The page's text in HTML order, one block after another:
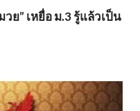
ย” เหยื่อ ม.3 รู้แล้วเป็น